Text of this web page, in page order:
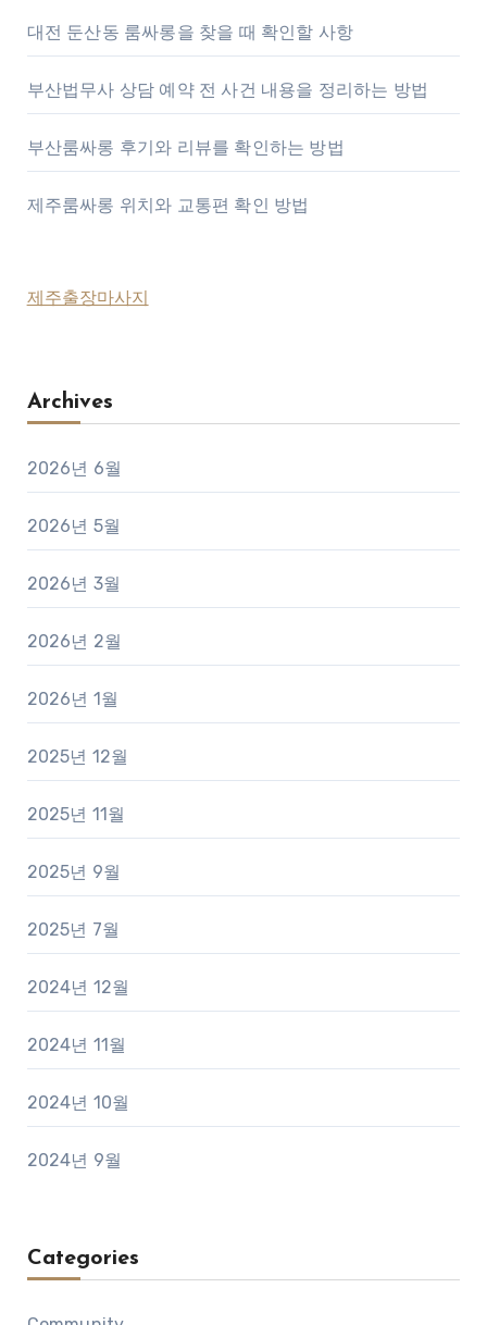
대전 둔산동 룸싸롱을 찾을 때 확인할 사항
부산법무사 상담 예약 전 사건 내용을 정리하는 방법
부산룸싸롱 후기와 리뷰를 확인하는 방법
제주룸싸롱 위치와 교통편 확인 방법
제주출장마사지
Archives
2026년 6월
2026년 5월
2026년 3월
2026년 2월
2026년 1월
2025년 12월
2025년 11월
2025년 9월
2025년 7월
2024년 12월
2024년 11월
2024년 10월
2024년 9월
Categories